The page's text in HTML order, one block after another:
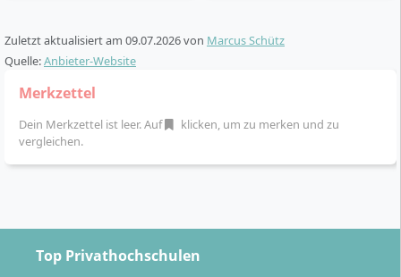
Sprechstunden und Notfall-Support
Flexible Prüfungsoptionen: Wahl zwischen Online-
und Präsenzklausuren an deutschlandweiten
Studienzentren
Persönlicher Austausch mit Kommilitoninnen und
Kommilitonen sowie Lehrkräften über den
Campus
Option auf kostenfreien vierwöchigen Testzugang
zum Studium mit Zugriff auf erste Module
Zuletzt aktualisiert am 09.07.2026von Marcus Schütz
Quelle:Anbieter-Website
Merkzettel
Dein Merkzettel ist leer. Auf
klicken, um zu merken und zu
vergleichen.
Top Privathochschulen